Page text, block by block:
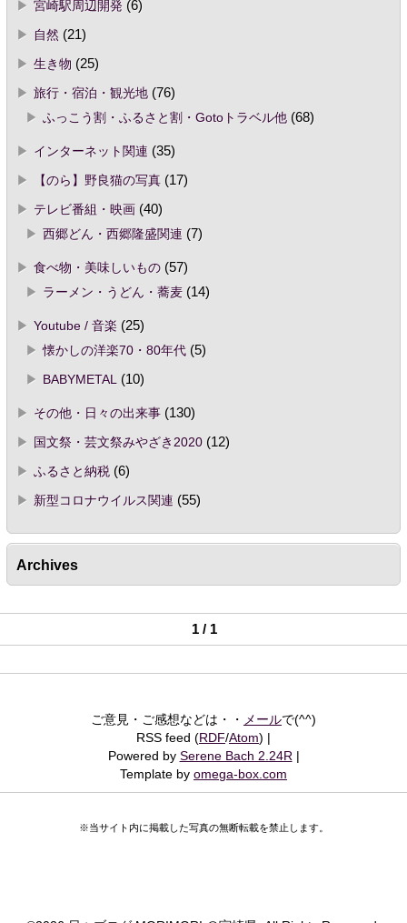
宮崎駅周辺開発(6)
自然 (21)
生き物 (25)
旅行・宿泊・観光地(76)
ふっこう割・ふるさと割・Gotoトラベル他(68)
インターネット関連 (35)
【のら】野良猫の写真(17)
テレビ番組・映画(40)
西郷どん・西郷隆盛関連 (7)
食べ物・美味しいもの(57)
ラーメン・うどん・蕎麦(14)
Youtube / 音楽 (25)
懐かしの洋楽70・80年代(5)
BABYMETAL
(10)
その他・日々の出来事(130)
国文祭・芸文祭みやざき2020(12)
ふるさと納税(6)
新型コロナウイルス関連 (55)
Archives
1 / 1
ご意見・ご感想などは・・ メールで(^^)
RSS feed (RDF/Atom)
Powered by Serene Bach 2.24R
Template by omega-box.com
※当サイト内に掲載した写真の無断転載を禁止します。